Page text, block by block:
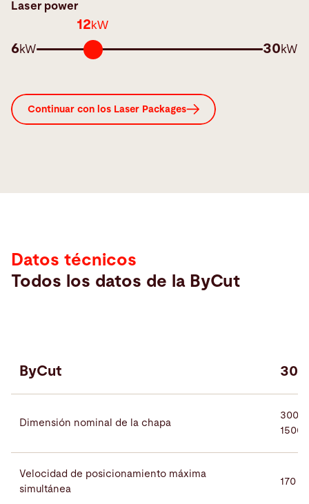
Laser power
6kW
12kW
30kW
Continuar con los Laser Packages
Datos técnicos
Todos los datos de la ByCut
ByCut
Dimensión nominal de la chapa
3000
1500
Velocidad de posicionamiento máxima
simultánea
170